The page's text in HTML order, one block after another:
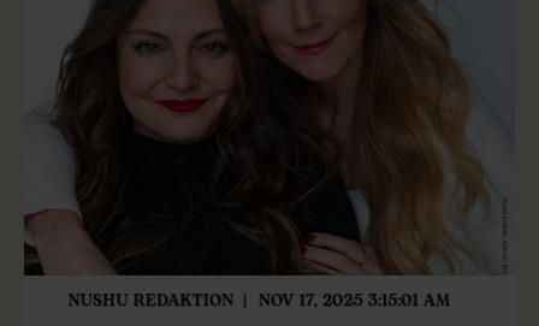
NUSHU REDAKTION NOV 17, 2025 3:15:01 AM